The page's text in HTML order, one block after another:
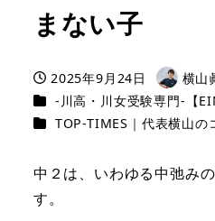
まない子
投稿日
2025年9月24日
著
者
横山
カテゴリー
-川高・川女受験専門-【
カテゴリー
TOP-TIMES｜代表横山の
中２は、いわゆる中弛み
す。